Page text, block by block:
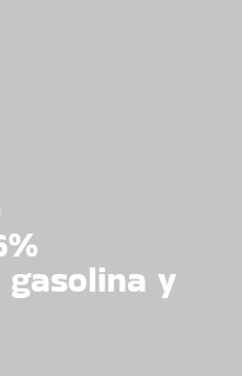
gasolina y